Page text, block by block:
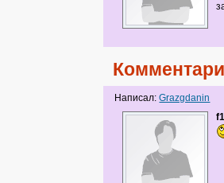
Написал:Grazgdanin